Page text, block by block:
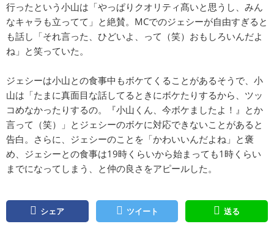
行ったという小山は「やっぱりクオリティ髙いと思うし、みん
なキャラも立ってて」と絶賛。MCでのジェシーが自由すぎると
も話し「それ言った、ひどいよ、って（笑）おもしろいんだよ
ね」と笑っていた。
ジェシーは小山との食事中もボケてくることがあるそうで、小
山は「たまに真面目な話してるときにボケたりするから、ツッ
コめなかったりするの。『小山くん、今ボケましたよ！』とか
言って（笑）」とジェシーのボケに対応できないことがあると
告白。さらに、ジェシーのことを「かわいいんだよね」と褒
め、ジェシーとの食事は19時くらいから始まっても1時くらい
までになってしまう、と仲の良さをアピールした。
シェア ツイート 送る